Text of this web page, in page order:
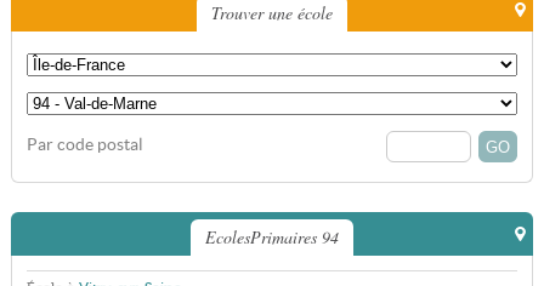
Trouver une école
Par code postal
EcolesPrimaires 94